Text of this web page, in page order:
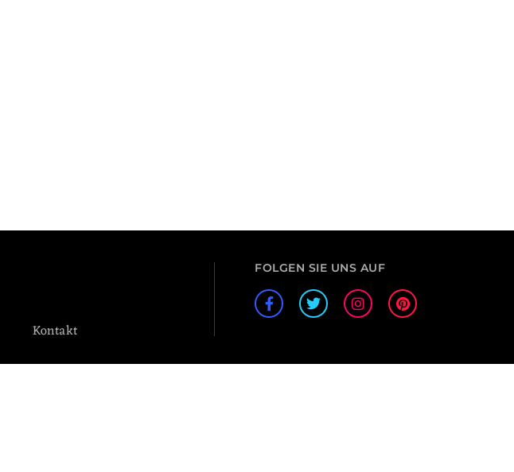
Kontakt
FOLGEN SIE UNS AUF